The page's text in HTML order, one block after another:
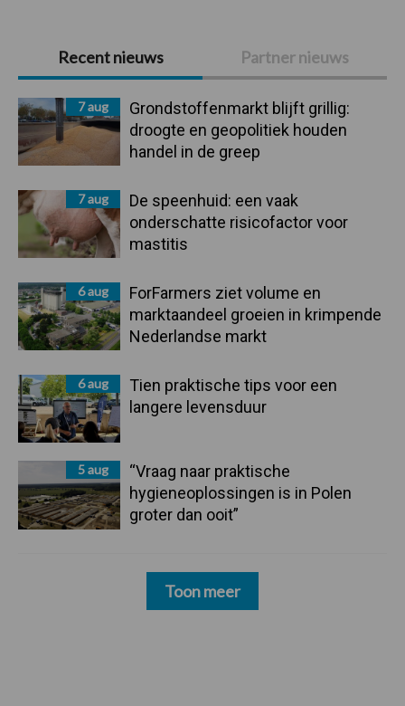
Primaire
Sidebar
Recent nieuws Partner nieuws
7 aug
Grondstoffenmarkt blijft grillig:
droogte en geopolitiek houden
handel in de greep
7 aug
De speenhuid: een vaak
onderschatte risicofactor voor
mastitis
6 aug
ForFarmers ziet volume en
marktaandeel groeien in krimpende
Nederlandse markt
6 aug
Tien praktische tips voor een
langere levensduur
5 aug
“Vraag naar praktische
hygieneoplossingen is in Polen
groter dan ooit”
Toon meer